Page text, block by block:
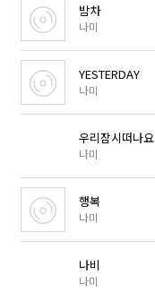
밤차
나미
YESTERDAY
나미
우리잠시떠나요
나미
행복
나미
나비
나미